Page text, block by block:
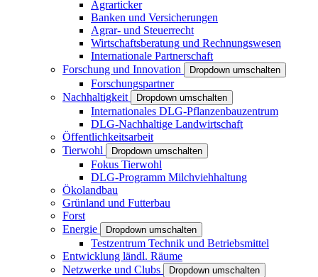
Agrarticker
Banken und Versicherungen
Agrar- und Steuerrecht
Wirtschaftsberatung und Rechnungswesen
Internationale Partnerschaft
Forschung und Innovation
Dropdown umschalten
Forschungspartner
Nachhaltigkeit
Dropdown umschalten
Internationales DLG-Pflanzenbauzentrum
DLG-Nachhaltige Landwirtschaft
Öffentlichkeitsarbeit
Tierwohl
Dropdown umschalten
Fokus Tierwohl
DLG-Programm Milchviehhaltung
Ökolandbau
Grünland und Futterbau
Forst
Energie
Dropdown umschalten
Testzentrum Technik und Betriebsmittel
Entwicklung ländl. Räume
Netzwerke und Clubs
Dropdown umschalten